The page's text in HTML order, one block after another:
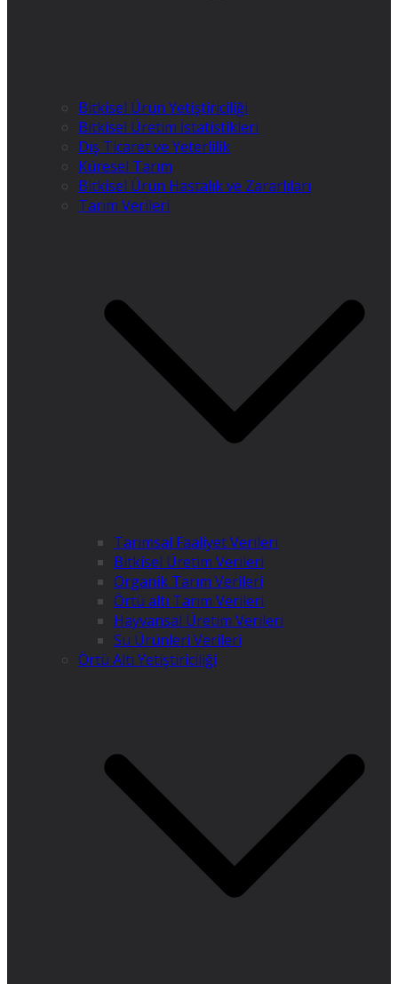
Bitkisel Ürün Yetiştiriciliği
Bitkisel Üretim İstatistikleri
Dış Ticaret ve Yeterlilik
Küresel Tarım
Bitkisel Ürün Hastalık ve Zararlıları
Tarım Verileri
Tarımsal Faaliyet Verileri
Bitkisel Üretim Verileri
Organik Tarım Verileri
Örtü altı Tarım Verileri
Hayvansal Üretim Verileri
Su Ürünleri Verileri
Örtü Altı Yetiştiriciliği